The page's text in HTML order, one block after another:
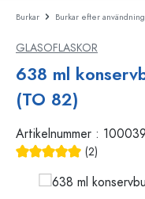
Burkar Burkar efter användning
GLASOFLASKOR
638 ml
(TO 82)
Artikelnummer :
(2)